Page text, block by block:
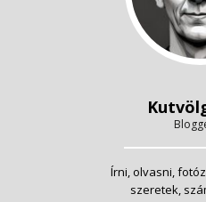
Írni, olvasni,
szeretek,